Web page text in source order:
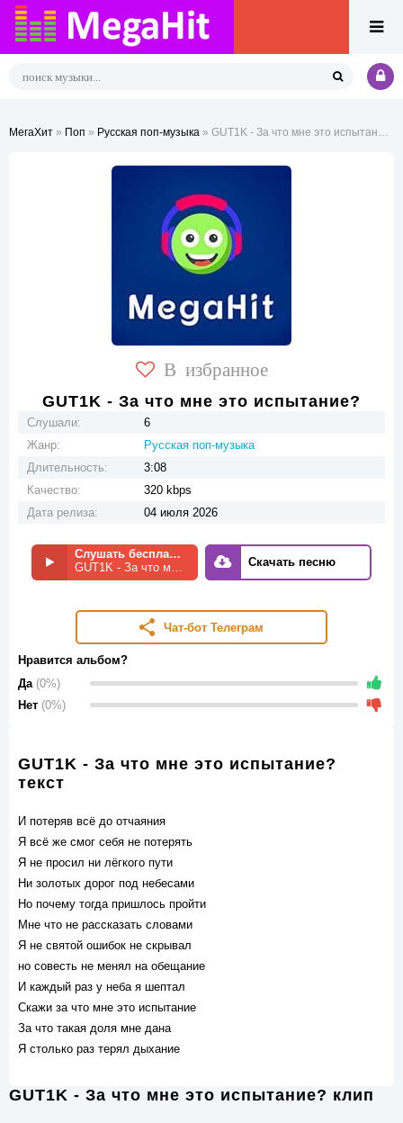
МегаХит » Поп » Русская поп-музыка » GUT1K - За что мне это испытание?
В избранное
GUT1K - За что мне это испытание?
Слушали:
6
Жанр:
Русская поп-музыка
Длительность:
3:08
Качество:
320 kbps
Дата релиза:
04 июля 2026
Слушать бесплатно
GUT1K - За что мне это испытание?
Скачать песню
Чат-бот Телеграм
Нравится альбом?
Да (0%)
Нет (0%)
GUT1K - За что мне это испытание?
текст
И потеряв всё до отчаяния
Я всё же смог себя не потерять
Я не просил ни лёгкого пути
Ни золотых дорог под небесами
Но почему тогда пришлось пройти
Мне что не рассказать словами
Я не святой ошибок не скрывал
но совесть не менял на обещание
И каждый раз у неба я шептал
Скажи за что мне это испытание
За что такая доля мне дана
Я столько раз терял дыхание
GUT1K - За что мне это испытание? клип